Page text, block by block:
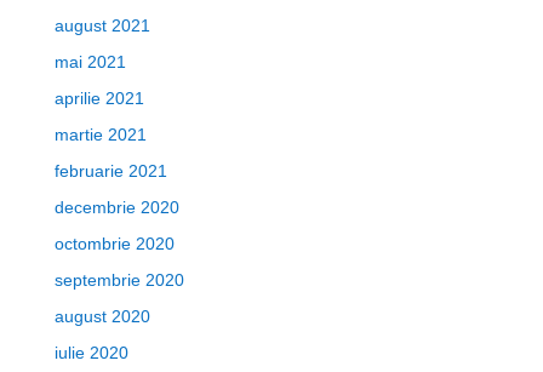
august 2021
mai 2021
aprilie 2021
martie 2021
februarie 2021
decembrie 2020
octombrie 2020
septembrie 2020
august 2020
iulie 2020